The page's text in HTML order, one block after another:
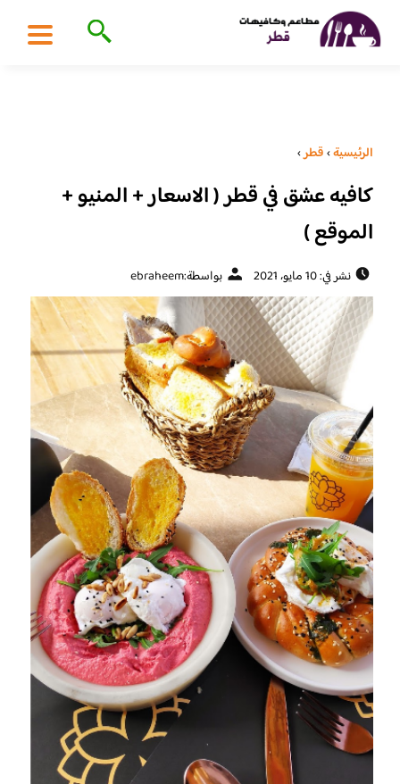
الرئيسية›قطر›
كافيه عشق في قطر ( الاسعار + المنيو +
الموقع )
نشر في: 10 مايو، 2021 بواسطة:ebraheem